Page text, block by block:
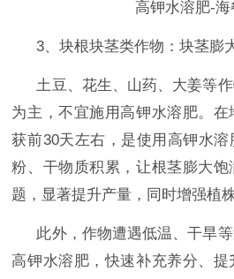
高钾水溶肥-海
3、块根块茎类作物：块茎膨
土豆、花生、山药、大姜等
为主，不宜施用高钾水溶肥。
获前30天左右，是使用高钾水
粉、干物质积累，让根茎膨大饱
题，显著提升产量，同时增强植
此外，作物遭遇低温、干旱
高钾水溶肥，快速补充养分、